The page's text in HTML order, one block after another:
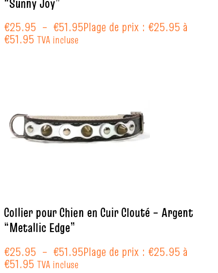
€25.95 – €51.95Plage de prix : €25.95 à
€51.95 TVA incluse
Collier pour Chien en Cuir Clouté – Argent
“Metallic Edge”
€25.95 – €51.95Plage de prix : €25.95 à
€51.95 TVA incluse